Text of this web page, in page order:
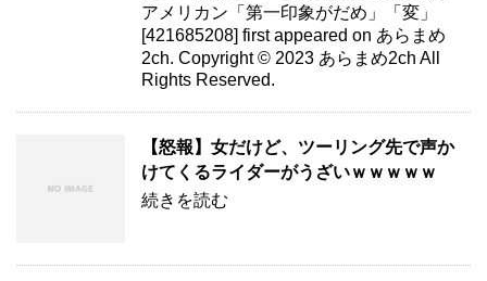
アメリカン「第一印象がだめ」「変」
[421685208] first appeared on あらまめ
2ch. Copyright © 2023 あらまめ2ch All
Rights Reserved.
【怒報】女だけど、ツーリング先で声か
けてくるライダーがうざいｗｗｗｗｗ
続きを読む